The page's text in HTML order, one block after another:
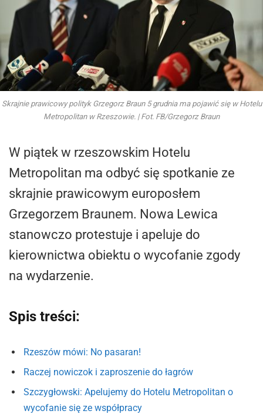
Skrajnie prawicowy polityk Grzegorz Braun 5 grudnia ma pojawić się w Hotelu
Metropolitan w Rzeszowie. | Fot. FB/Grzegorz Braun
W piątek w rzeszowskim Hotelu
Metropolitan ma odbyć się spotkanie ze
skrajnie prawicowym europosłem
Grzegorzem Braunem. Nowa Lewica
stanowczo protestuje i apeluje do
kierownictwa obiektu o wycofanie zgody
na wydarzenie.
Spis treści:
Rzeszów mówi: No pasaran!
Raczej nowiczok i zaproszenie do łagrów
Szczygłowski: Apelujemy do Hotelu Metropolitan o
wycofanie się ze współpracy